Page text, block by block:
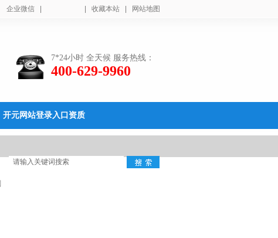
企业微信 收藏本站 网站地图
7*24小时 全天候 服务热线：
400-629-9960
开元网站登录入口资质